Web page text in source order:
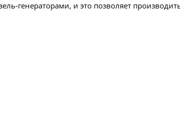
генераторами, и это позволяет